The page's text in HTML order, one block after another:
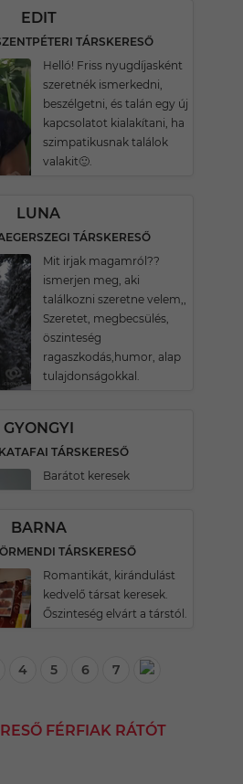
EDIT
TÁRSKERESŐ
Helló! Friss nyugdíjasként
szeretnék ismerkedni,
beszélgetni, és talán egy új
kapcsolatot kialakítani, ha
szimpatikusnak találok
valakit🙂.
LUNA
TÁRSKERESŐ
Mit irjak magamról??
ismerjen meg, aki
találkozni szeretne velem,,
Szeretet, megbecsülés,
öszinteség
ragaszkodás,humor, alap
tulajdonságokkal.
GYONGYI
TÁRSKERESŐ
Barátot keresek
BARNA
TÁRSKERESŐ
Romantikát, kirándulást
kedvelő társat keresek.
Őszinteség elvárt a társtól.
4 5 6 7
FÉRFIAK RÁTÓT